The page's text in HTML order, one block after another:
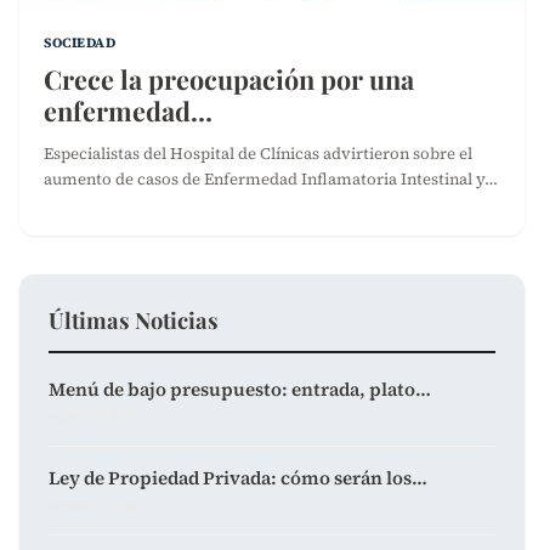
SOCIEDAD
Crece la preocupación por una
enfermedad…
Especialistas del Hospital de Clínicas advirtieron sobre el
aumento de casos de Enfermedad Inflamatoria Intestinal y…
Últimas Noticias
Menú de bajo presupuesto: entrada, plato…
Ley de Propiedad Privada: cómo serán los…